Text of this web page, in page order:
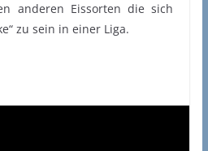
anderen Eissorten die sich
zu sein in einer Liga.